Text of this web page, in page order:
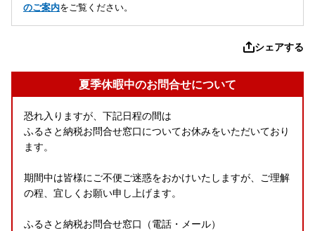
のご案内をご覧ください。
シェアする
夏季休暇中のお問合せについて
恐れ入りますが、下記日程の間は
ふるさと納税お問合せ窓口についてお休みをいただいており
ます。
期間中は皆様にご不便ご迷惑をおかけいたしますが、ご理解
の程、宜しくお願い申し上げます。
ふるさと納税お問合せ窓口（電話・メール）